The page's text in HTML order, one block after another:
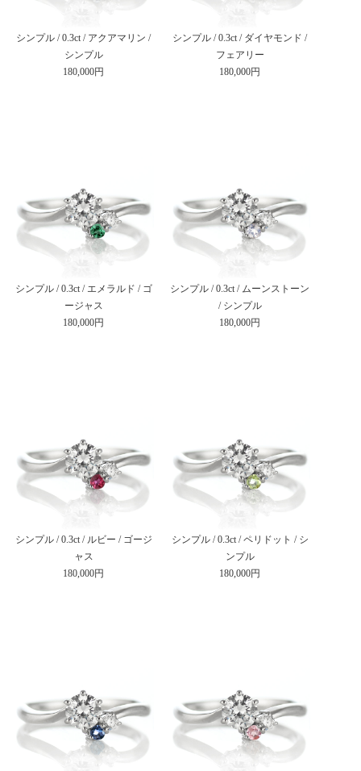
シンプル / 0.3ct / アクアマリン /
シンプル
180,000円
シンプル / 0.3ct / ダイヤモンド /
フェアリー
180,000円
シンプル / 0.3ct / エメラルド / ゴ
ージャス
180,000円
シンプル / 0.3ct / ムーンストーン
/ シンプル
180,000円
シンプル / 0.3ct / ルビー / ゴージ
ャス
180,000円
シンプル / 0.3ct / ペリドット / シ
ンプル
180,000円